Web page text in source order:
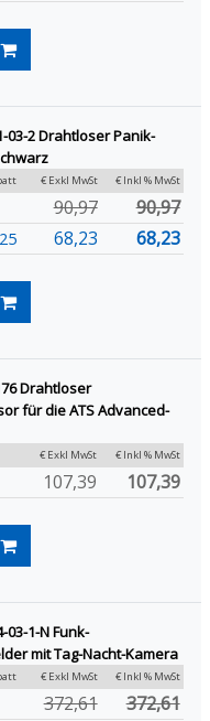
03-2 Drahtloser Panik-
€ Exkl MwSt € Inkl % MwSt
90,97 90,97
25 68,23 68,23
Drahtloser
für die ATS Advanced-
€ Exkl MwSt € Inkl % MwSt
107,39 107,39
03-1-N Funk-
mit Tag-Nacht-Kamera
€ Exkl MwSt € Inkl % MwSt
372,61 372,61